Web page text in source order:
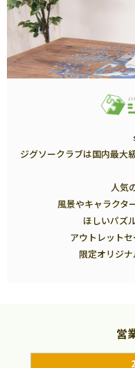
ジグソークラブは国内最大
人気
風景やキャラクタ
ほしいパズ
アウトレット
限定オリジ
営